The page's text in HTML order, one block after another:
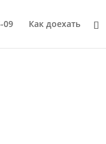
09 Как доехать